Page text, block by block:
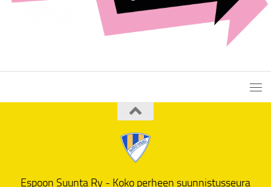
Espoon Suunta Ry - Koko perheen suunnistusseura